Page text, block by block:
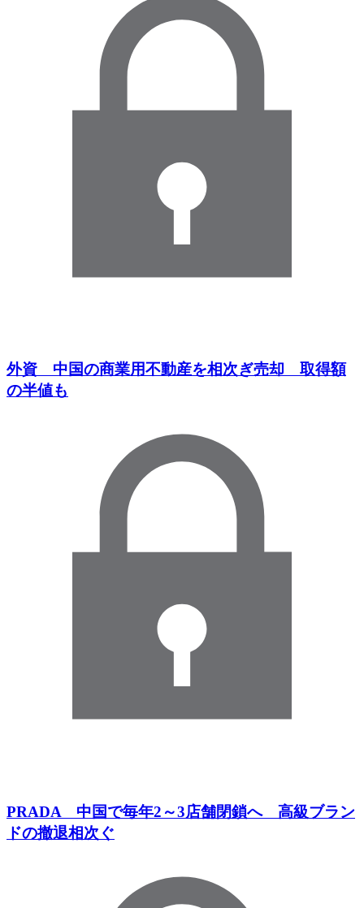
外資 中国の商業用不動産を相次ぎ売却 取得額
の半値も
PRADA 中国で毎年2～3店舗閉鎖へ 高級ブラン
ドの撤退相次ぐ